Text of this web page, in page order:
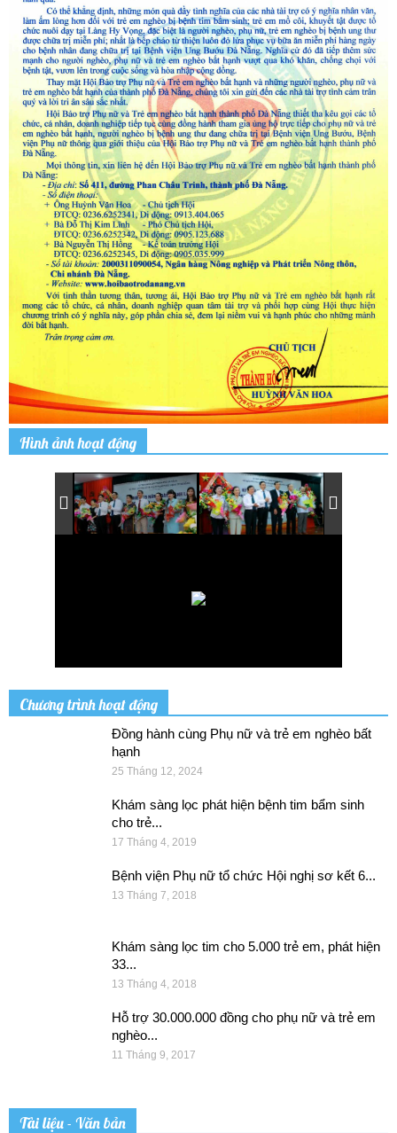
Hình ảnh hoạt động
Chương trình hoạt động
Đồng hành cùng Phụ nữ và trẻ em nghèo bất
hạnh
25 Tháng 12, 2024
Khám sàng lọc phát hiện bệnh tim bẩm sinh
cho trẻ...
17 Tháng 4, 2019
Bệnh viện Phụ nữ tổ chức Hội nghị sơ kết 6...
13 Tháng 7, 2018
Khám sàng lọc tim cho 5.000 trẻ em, phát hiện
33...
13 Tháng 4, 2018
Hỗ trợ 30.000.000 đồng cho phụ nữ và trẻ em
nghèo...
11 Tháng 9, 2017
Tài liệu - Văn bản